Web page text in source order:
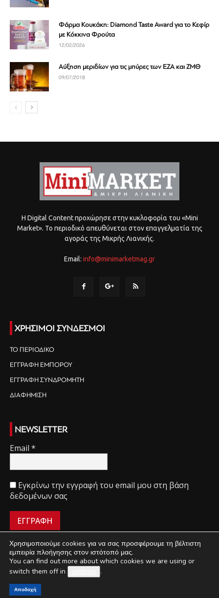
Φάρμα Κουκάκη: Diamond Taste Award για το Κεφίρ
με Κόκκινα Φρούτα
12/02/2026
Αύξηση μεριδίων για τις μπύρες των ΕΖΑ και ΖΜΘ
09/07/2018
Η Digital Content προχώρησε στην κυκλοφορία του «Mini
Market». Το περιοδικό απευθύνεται στον επαγγελματία της
αγοράς της Μικρής Λιανικής.
Email: info@minimarketmag.gr
ΧΡΗΣΙΜΟΙ ΣΥΝΔΕΣΜΟΙ
ΤΟ ΠΕΡΙΟΔΙΚΟ
ΕΓΓΡΑΦΗ ΕΜΠΟΡΟΥ
ΕΓΓΡΑΦΗ ΣΥΝΔΡΟΜΗΤΗ
ΔΙΑΦΗΜΙΣΗ
NEWSLETTER
Email *
Εγκρίνω την εγγραφή του email μου στη βάση
δεδομένων σας
ΠΟΙΟΙ ΕΙΜΑΣΤΕ ΟΡΟΙ ΧΡΗΣΗΣ
ΔΙΑΧΕΙΡΙΣΗ ΑΠΟΡΡΗΤΟΥ
ΔΙΑΦΗΜΙΣΗ
©
Χρησιμοποιούμε cookies για να σας προσφέρουμε τη βέλτιστη
εμπειρία πλοήγησης στον ιστότοπό μας.
You can find out more about which cookies we are using or
switch them off in
.
Αποδοχή